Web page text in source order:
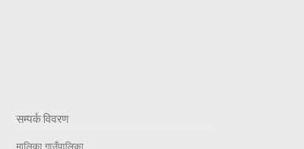
सम्पर्क विवरण
मालिका गाउँपालिका